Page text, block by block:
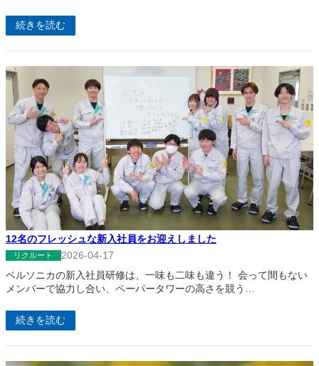
続きを読む
12名のフレッシュな新入社員をお迎えしました
リクルート
2026-04-17
ベルソニカの新入社員研修は、一味も二味も違う！ 会って間もない
メンバーで協力し合い、ペーパータワーの高さを競う…
続きを読む